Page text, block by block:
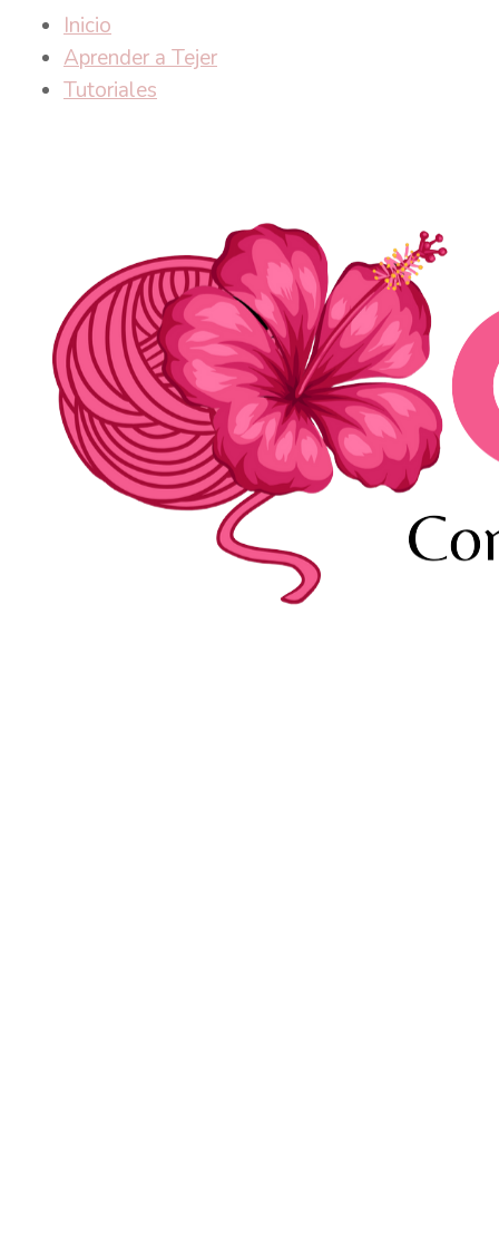
Inicio
Aprender a Tejer
Tutoriales